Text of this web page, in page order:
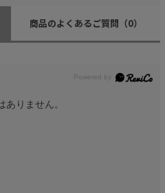
商品のよくあるご質問 （0）
ありません。